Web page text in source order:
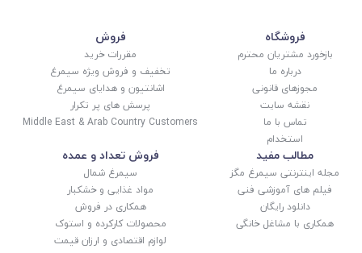
فروشگاه
بازخورد مشتریان محترم
درباره ما
مجوزهای قانونی
نقشه سایت
تماس با ما
استخدام
فروش
مقررات خرید
تخفیف و فروش ویژه سیمرغ
اشانتیون و هدایای سیمرغ
پرسش های پر تکرار
Middle East & Arab Country Customers
مطالب مفید
مجله اینترنتی سیمرغ مگز
فیلم های آموزشی فنی
دانلود رایگان
همکاری با مشاغل خانگی
فروش تعداد و عمده
سیمرغ شمال
مواد غذایی و خشکبار
همکاری در فروش
محصولات کارکرده و استوک
لوازم اقتصادی و ارزان قیمت